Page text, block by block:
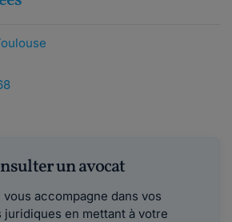
un avocat
accompagne dans vos
juridiques en mettant à votre